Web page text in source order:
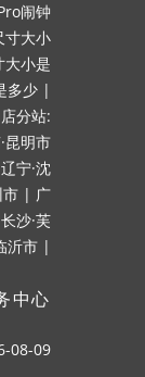
闹钟
寸大小
小是
多少 |
分站:
昆明市
辽宁·沈
市 | 广
长沙·芙
沂市 |
中心
08-09